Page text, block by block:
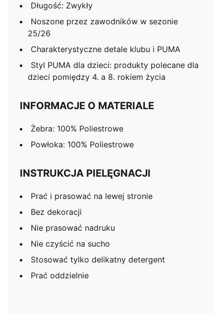
Długość: Zwykły
Noszone przez zawodników w sezonie
25/26
Charakterystyczne detale klubu i PUMA
Styl PUMA dla dzieci: produkty polecane dla
dzieci pomiędzy 4. a 8. rokiem życia
INFORMACJE O MATERIALE
Żebra: 100% Poliestrowe
Powłoka: 100% Poliestrowe
INSTRUKCJA PIELĘGNACJI
Prać i prasować na lewej stronie
Bez dekoracji
Nie prasować nadruku
Nie czyścić na sucho
Stosować tylko delikatny detergent
Prać oddzielnie